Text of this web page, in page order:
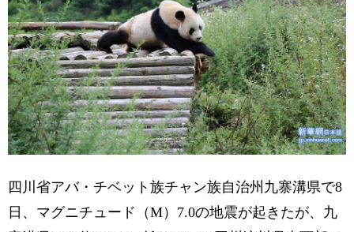
四川省アバ・チベット族チャン族自治州九寨溝県で8
日、マグニチュード（M）7.0の地震が起きたが、九